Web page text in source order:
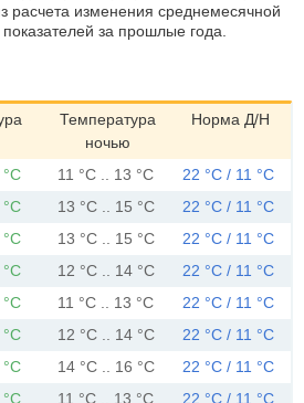
расчета изменения среднемесячной
за прошлые года.
Температура
ночью
Норма Д/Н
11 °C .. 13 °C
22 °C / 11 °C
13 °C .. 15 °C
22 °C / 11 °C
13 °C .. 15 °C
22 °C / 11 °C
12 °C .. 14 °C
22 °C / 11 °C
11 °C .. 13 °C
22 °C / 11 °C
12 °C .. 14 °C
22 °C / 11 °C
14 °C .. 16 °C
22 °C / 11 °C
11 °C .. 13 °C
22 °C / 11 °C